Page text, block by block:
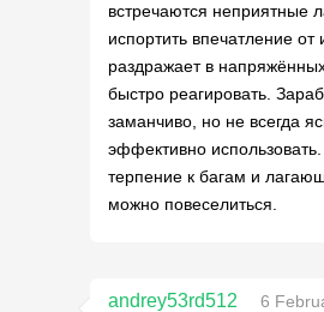
встречаются неприятные
испортить впечатление
раздражает в
быстро реагировать.
заманчиво, но не всегда
эффективно
терпение к багам и
можно повеселиться.
andrey53rd512
6